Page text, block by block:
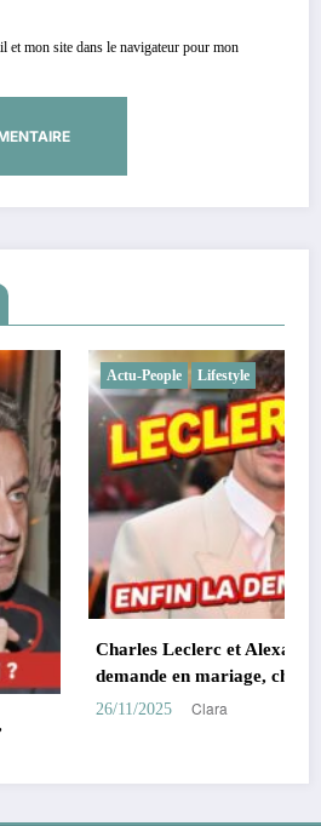
et mon site dans le navigateur pour mon
Saint Mleux : fiançailles,
complice, F1